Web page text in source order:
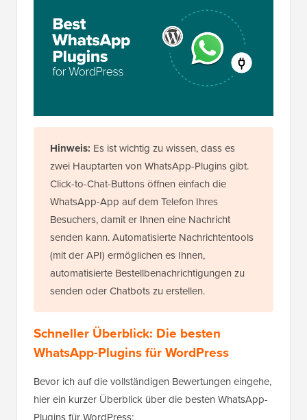
Hinweis: Es ist wichtig zu wissen, dass es
zwei Hauptarten von WhatsApp-Plugins gibt.
Click-to-Chat-Buttons öffnen einfach die
WhatsApp-App auf dem Telefon Ihres
Besuchers, damit er Ihnen eine Nachricht
senden kann. Automatisierte Nachrichtentools
(mit der API) ermöglichen es Ihnen,
automatisierte Bestellbenachrichtigungen zu
senden oder Chatbots zu erstellen.
Schneller Überblick: Die besten
WhatsApp-Plugins für WordPress
Bevor ich auf die vollständigen Bewertungen eingehe,
hier ein kurzer Überblick über die besten WhatsApp-
Plugins für WordPress: